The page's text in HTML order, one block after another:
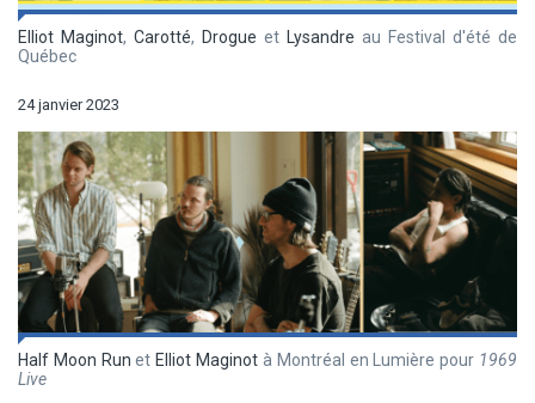
Elliot Maginot, Carotté, Drogue et Lysandre au Festival d'été de
Québec
24 janvier 2023
Half Moon Run etElliot Maginot à Montréal en Lumière pour 1969
Live